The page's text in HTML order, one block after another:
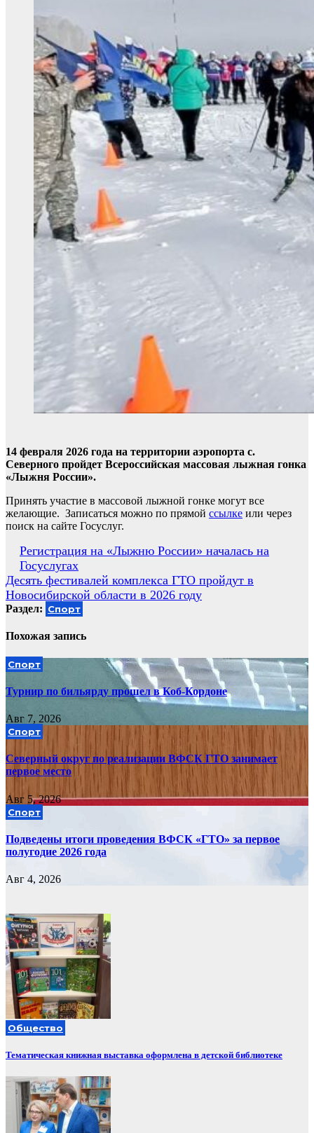
14 февраля 2026 года на территории аэропорта с.
Северного пройдет Всероссийская массовая лыжная гонка
«Лыжня России».
Принять участие в массовой лыжной гонке могут все
желающие. Записаться можно по прямой ссылке или через
поиск на сайте Госуслуг.
Навигация
по
записям
Регистрация на «Лыжню России» началась на
Госуслугах
Десять фестивалей комплекса ГТО пройдут в
Новосибирской области в 2026 году
Раздел: Спорт
Похожая запись
Спорт
Турнир по бильярду прошел в Коб-Кордоне
Авг 7, 2026
Спорт
Северный округ по реализации ВФСК ГТО занимает
первое место
Авг 5, 2026
Спорт
Подведены итоги проведения ВФСК «ГТО» за первое
полугодие 2026 года
Авг 4, 2026
Общество
Тематическая книжная выставка оформлена в детской библиотеке